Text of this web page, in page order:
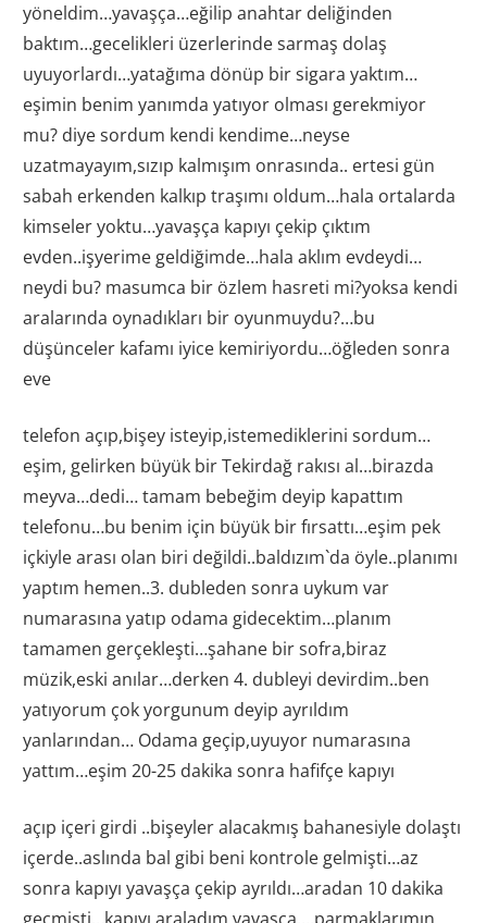
yöneldim…yavaşça…eğilip anahtar deliğinden
baktım…gecelikleri üzerlerinde sarmaş dolaş
uyuyorlardı…yatağıma dönüp bir sigara yaktım…
eşimin benim yanımda yatıyor olması gerekmiyor
mu? diye sordum kendi kendime…neyse
uzatmayayım,sızıp kalmışım onrasında.. ertesi gün
sabah erkenden kalkıp traşımı oldum…hala ortalarda
kimseler yoktu…yavaşça kapıyı çekip çıktım
evden..işyerime geldiğimde…hala aklım evdeydi…
neydi bu? masumca bir özlem hasreti mi?yoksa kendi
aralarında oynadıkları bir oyunmuydu?…bu
düşünceler kafamı iyice kemiriyordu…öğleden sonra
eve
telefon açıp,bişey isteyip,istemediklerini sordum…
eşim, gelirken büyük bir Tekirdağ rakısı al…birazda
meyva…dedi… tamam bebeğim deyip kapattım
telefonu…bu benim için büyük bir fırsattı…eşim pek
içkiyle arası olan biri değildi..baldızım`da öyle..planımı
yaptım hemen..3. dubleden sonra uykum var
numarasına yatıp odama gidecektim…planım
tamamen gerçekleşti…şahane bir sofra,biraz
müzik,eski anılar…derken 4. dubleyi devirdim..ben
yatıyorum çok yorgunum deyip ayrıldım
yanlarından… Odama geçip,uyuyor numarasına
yattım…eşim 20-25 dakika sonra hafifçe kapıyı
açıp içeri girdi ..bişeyler alacakmış bahanesiyle dolaştı
içerde..aslında bal gibi beni kontrole gelmişti…az
sonra kapıyı yavaşça çekip ayrıldı…aradan 10 dakika